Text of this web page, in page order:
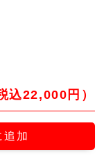
込22,000円）
追加